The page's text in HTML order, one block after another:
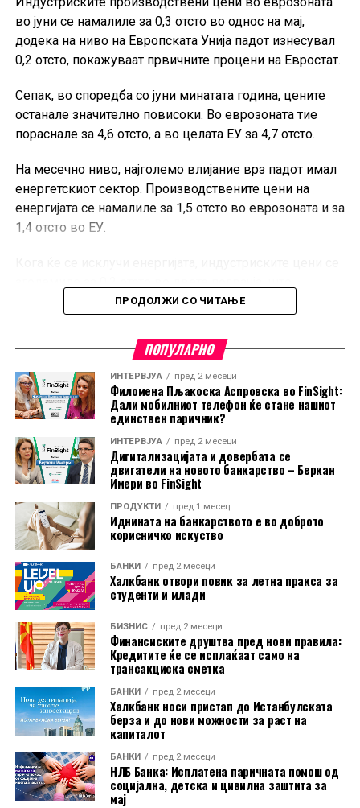
Од ССКМ посочуваат дека остануваат посветени на
создавање современ и обединет коморски систем,
клима, развој на претприемништвото и поголема
конкурентност на македонските компании.
во јуни се намалиле за 0,3 отсто во однос на мај,
додека на ниво на Европската Унија падот изнесувал
0,2 отсто, покажуваат првичните процени на Евростат.
Сепак, во споредба со јуни минатата година, цените
останале значително повисоки. Во еврозоната тие
пораснале за 4,6 отсто, а во целата ЕУ за 4,7 отсто.
На месечно ниво, најголемо влијание врз падот имал
енергетскиот сектор. Производствените цени на
енергијата се намалиле за 1,5 отсто во еврозоната и за
1,4 отсто во ЕУ.
покажува дека поевтинувањето не било присутно во
Во еврозоната, цените на суровините, материјалите и
полупроизводите пораснале за 0,3 отсто, додека
капиталните и трајните потрошувачки добра
поскапеле за по 0,2 отсто. Цените на нетрајните
И покрај месечниот пад, цените на енергијата во ЕУ во
јуни биле за 10 отсто повисоки во споредба со истиот
месец минатата година. Во еврозоната годишниот
раст изнесувал 8,8 отсто.
На годишно ниво, најголем раст на производствените
цени бил регистриран во Бугарија, од 18,2 отсто.
Следувале Романија со 14,3 отсто и Ирска со 11,4
отсто. Луксембург бил единствената земја во која
цените биле пониски од пред една година, и тоа за 3,2
отсто.
Индексот на производствените цени ги следи
промените на продажните цени на производите на
домашниот пазар при излезот од производството. Тој
не ги опфаќа увозните производи и не претставува
индекс на потрошувачките цени што директно ги
плаќаат граѓаните.
ПРОДОЛЖИ СО ЧИТАЊЕ
ПОПУЛАРНО
ИНТЕРВЈУА пред 2 месеци
Филомена Пљакоска Аспровска во FinSight:
Дали мобилниот телефон ќе стане нашиот
единствен паричник?
ИНТЕРВЈУА пред 2 месеци
Дигитализацијата и довербата се
двигатели на новото банкарство – Беркан
Имери во FinSight
ПРОДУКТИ пред 1 месец
Иднината на банкарството е во доброто
корисничко искуство
БАНКИ пред 2 месеци
Халкбанк отвори повик за летна пракса за
студенти и млади
БИЗНИС пред 2 месеци
Финансиските друштва пред нови правила:
Кредитите ќе се исплаќаат само на
трансакциска сметка
БАНКИ пред 2 месеци
Халкбанк носи пристап до Истанбулската
берза и до нови можности за раст на
капиталот
БАНКИ пред 2 месеци
НЛБ Банка: Исплатена паричната помош од
социјална, детска и цивилна заштита за
мај